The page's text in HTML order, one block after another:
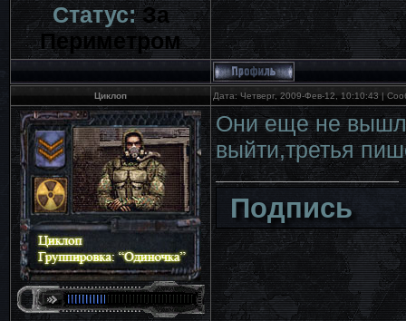
Статус:За
Периметром
Циклоп Дата: Четверг, 2009-Фев-12, 10:10:43 |
Они еще не
выйти,третья
Подпись